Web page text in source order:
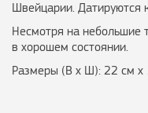
Швейцарии. Датируются
Несмотря на небольшие
в хорошем состоянии.
Размеры (В х Ш): 22 см х